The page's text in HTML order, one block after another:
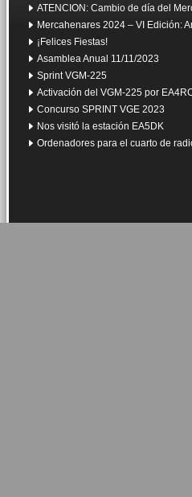
ATENCION: Cambio de día del
Mercahenares 2024 – VI Edición:
¡Felices Fiestas!
Asamblea Anual 11/11/2023
Sprint VGM-225
Activación del VGM-225 por
Concurso SPRINT VGE 2023
Nos visitó la estación EA5DK
Ordenadores para el cuarto de